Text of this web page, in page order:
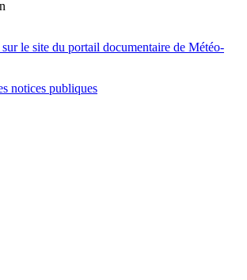
le site du portail documentaire de Météo-
notices publiques